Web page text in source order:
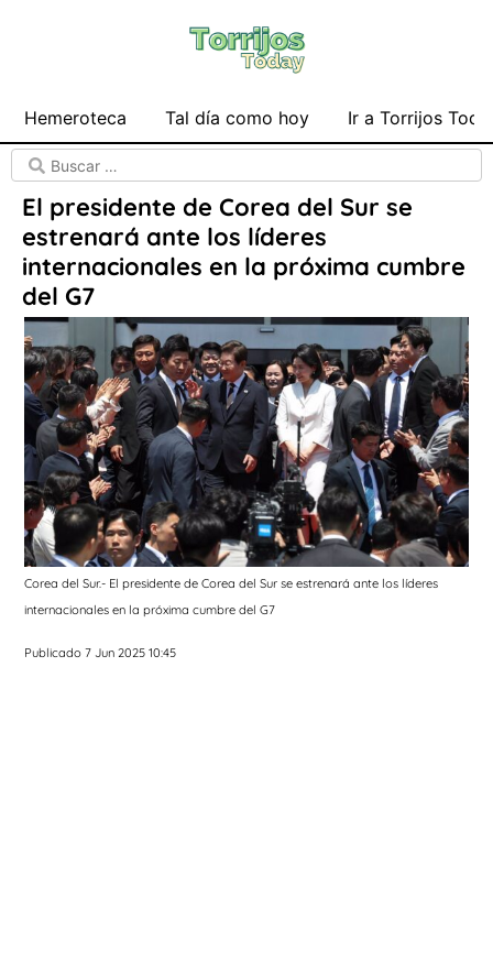
Hemeroteca Tal día como hoy Ir a Torrijos
El presidente de Corea del Sur se
estrenará ante los líderes
internacionales en la próxima cumbre
del G7
Corea del Sur.- El presidente de Corea del Sur se estrenará ante los líderes
internacionales en la próxima cumbre del G7
Publicado 7 Jun 2025 10:45